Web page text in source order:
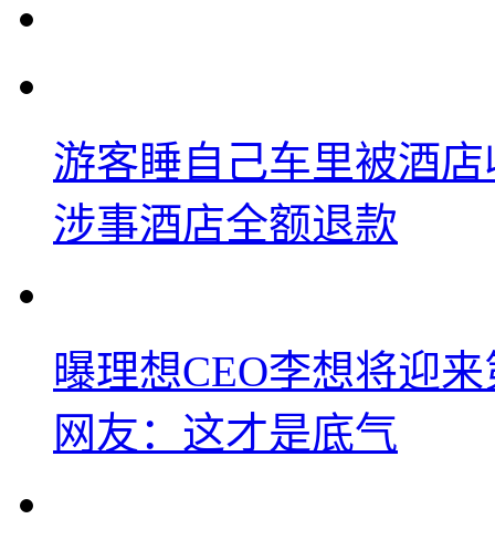
游客睡自己车里被酒
涉事酒店全额退款
曝理想CEO李想将迎
网友：这才是底气